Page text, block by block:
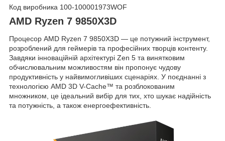
Код виробника 100-100001973WOF
AMD Ryzen 7 9850X3D
Процесор AMD Ryzen 7 9850X3D — це потужний інструмент,
розроблений для геймерів та професійних творців контенту.
Завдяки інноваційній архітектурі Zen 5 та винятковим
обчислювальним можливостям він пропонує чудову
продуктивність у найвимогливіших сценаріях. У поєднанні з
технологією AMD 3D V-Cache™ та розблокованим
множником, це ідеальний вибір для тих, хто шукає надійність
та потужність, а також енергоефективність.